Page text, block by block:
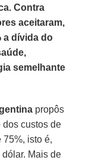
Contra
aceitaram,
a dívida do
semelhante
propôs
dos custos de
isto é,
Mais de